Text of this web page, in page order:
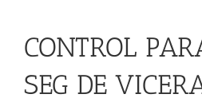
CONTROL
SEG DE